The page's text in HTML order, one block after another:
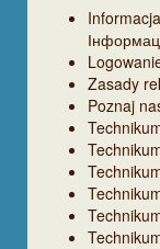
Zasady
Poznaj